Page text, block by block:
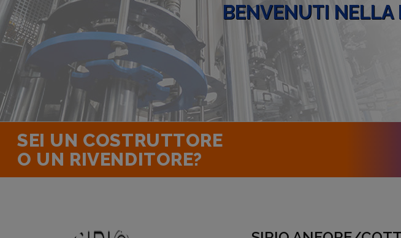
BENVENUTI
SEI UN COSTRUTTORE
O UN RIVENDITORE?